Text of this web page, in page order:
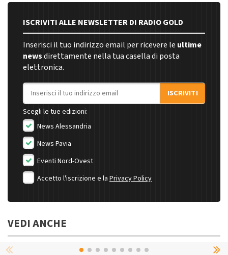
ISCRIVITI ALLE NEWSLETTER DI RADIO GOLD
Inserisci il tuo indirizzo email per ricevere le ultime
newsdirettamente nella tua casella di posta
elettronica.
Indirizzo email
ISCRIVITI
Scegli le tue edizioni:
News Alessandria
News Pavia
Eventi Nord-Ovest
Accetto l'iscrizione e la Privacy Policy
VEDI ANCHE